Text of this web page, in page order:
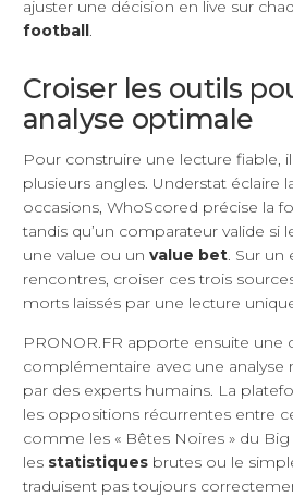
ajuster une décision en live sur
football.
Croiser les outils
analyse optimale
Pour construire une lecture fiable,
plusieurs angles. Understat éclaire
occasions, WhoScored précise la
tandis qu’un comparateur valide si
une value ou un value bet. Sur un
rencontres, croiser ces trois
morts laissés par une lecture
PRONOR.FR apporte ensuite une
complémentaire avec une analyse
par des experts humains. La
les oppositions récurrentes entre
comme les « Bêtes Noires » du
les statistiques brutes ou le
traduisent pas toujours